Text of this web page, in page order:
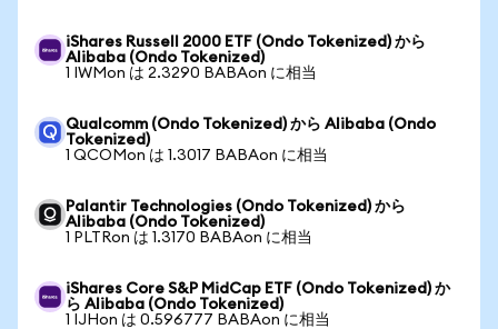
iShares Russell 2000 ETF (Ondo Tokenized) から
Alibaba (Ondo Tokenized)
1 IWMon は 2.3290 BABAon に相当
Qualcomm (Ondo Tokenized) から Alibaba (Ondo
Tokenized)
1 QCOMon は 1.3017 BABAon に相当
Palantir Technologies (Ondo Tokenized) から
Alibaba (Ondo Tokenized)
1 PLTRon は 1.3170 BABAon に相当
iShares Core S&P MidCap ETF (Ondo Tokenized) か
ら Alibaba (Ondo Tokenized)
1 IJHon は 0.596777 BABAon に相当